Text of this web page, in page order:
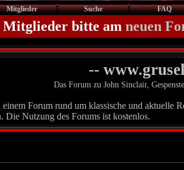
Mitglieder Suche FAQ
Mitglieder bitte am neuen
--
Das Forum zu John Sinclair,
einem Forum rund um klassische und
Die Nutzung des Forums ist kostenlos.